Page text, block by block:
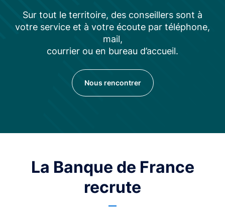
Sur tout le territoire, des conseillers sont à
votre service et à votre écoute par téléphone,
mail,
courrier ou en bureau d’accueil.
Nous rencontrer
La Banque de France
recrute